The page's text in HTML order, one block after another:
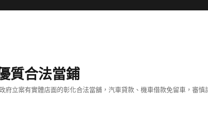
質合法當鋪
府立案有實體店面的彰化合法當舖，汽車貸款、機車借款免留車，審